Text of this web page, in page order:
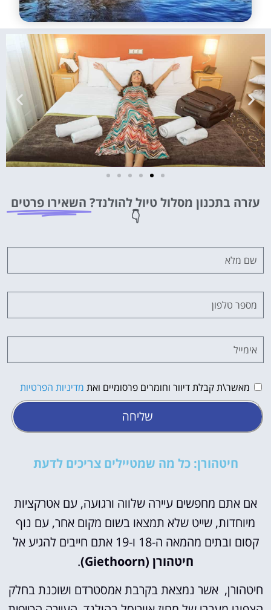
מציאת מלון
לחצו
עזרה בתכנון מסלול טיול להולנד? השאירו פרטים
👇
מאשר\ת קבלת דיוור וחומרים פרסומיים ואת מדיניות הפרטיות
שליחה
חיטהורן: כל מה שמטיילים צריכים לדעת
אם אתם מחפשים עיירה שלווה ורגועה, עם אטרקציות
מיוחדות, שייט שלא תמצאו בשום מקום אחר, עם נוף
קסום ובתים מהמאה ה-18 ו-19 אתם חייבים להגיע אל
חיטהורן (Giethoorn)
.
חיטהורן, אשר נמצאת בקרבת אמסטרדם ושוכנת בחלק